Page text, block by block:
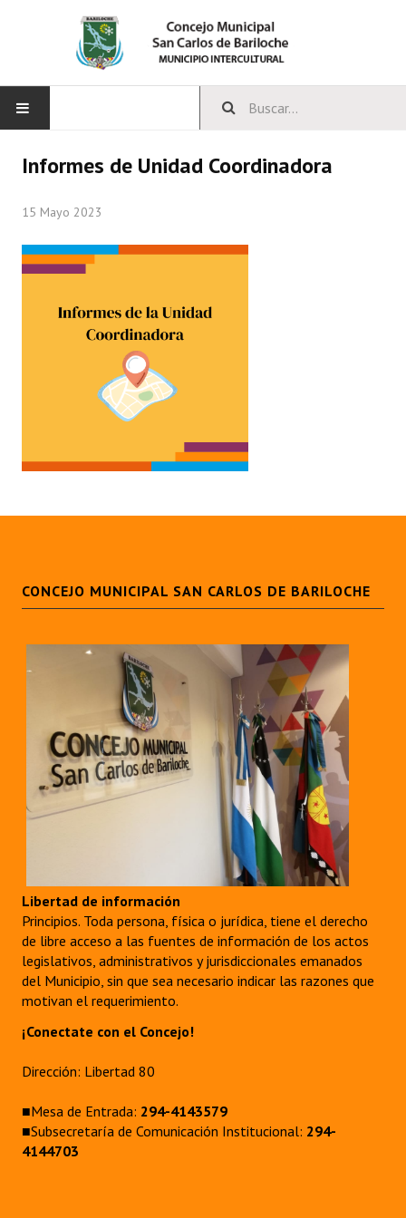
Integrantes del Concejo
Comisiones Permanentes
Comisiones Especiales
Concejales Mandato Cumplido
LEGISLACIÓN
DOCUMENTOS
Informes de Gestión
Proyectos Presentados
Actas de Sesión
Informes de Unidad Coordinadora
Ejecución Presupuestaria
Actas de Audiencias Públicas
NORMATIVA
Comunicaciones
Declaraciones
Resoluciones
Informes de Unidad Coordinadora
15 Mayo 2023
CONCEJO MUNICIPAL SAN CARLOS DE BARILOCHE
Libertad de información
Principios. Toda persona, física o jurídica, tiene el derecho
de libre acceso a las fuentes de información de los actos
legislativos, administrativos y jurisdiccionales emanados
del Municipio, sin que sea necesario indicar las razones que
motivan el requerimiento.
¡Conectate con el Concejo!
Dirección: Libertad 80
■Mesa de Entrada: 294-4143579
■Subsecretaría de Comunicación Institucional: 294-
4144703